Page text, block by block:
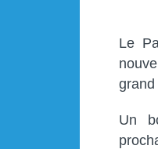
Le
Un